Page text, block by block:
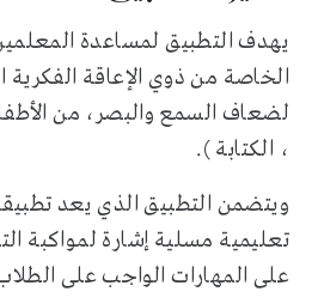
يهدف التطبيق لمساعدة
الخاصة من ذوي الإعاقة
لضعاف السمع والبصر، من
، الكتابة ).
تعليمية مسلية إشارة لمواكبة
على المهارات الواجب على الطلاب